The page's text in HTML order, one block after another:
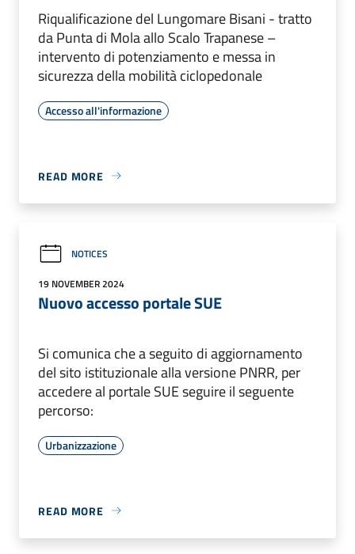
Riqualificazione del Lungomare Bisani - tratto
da Punta di Mola allo Scalo Trapanese –
intervento di potenziamento e messa in
sicurezza della mobilità ciclopedonale
Accesso all'informazione
READ MORE
NOTICES
19 NOVEMBER 2024
Nuovo accesso portale SUE
Si comunica che a seguito di aggiornamento
del sito istituzionale alla versione PNRR, per
accedere al portale SUE seguire il seguente
percorso:
Urbanizzazione
READ MORE